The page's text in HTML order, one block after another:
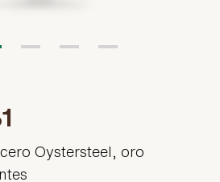
Oystersteel, oro